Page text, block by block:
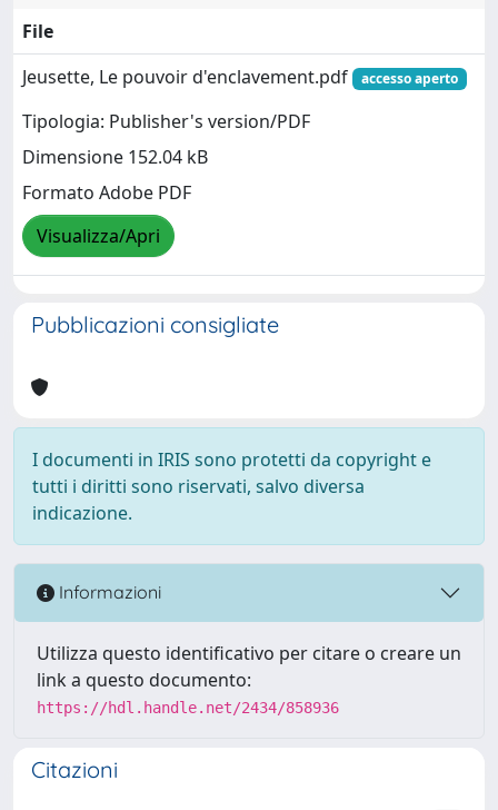
File
Jeusette, Le pouvoir d'enclavement.pdf
accesso aperto
Tipologia: Publisher's version/PDF
Dimensione 152.04 kB
Formato Adobe PDF
Visualizza/Apri
Pubblicazioni consigliate
I documenti in IRIS sono protetti da copyright e
tutti i diritti sono riservati, salvo diversa
indicazione.
Informazioni
Utilizza questo identificativo per citare o creare un
link a questo documento:
https://hdl.handle.net/2434/858936
Citazioni